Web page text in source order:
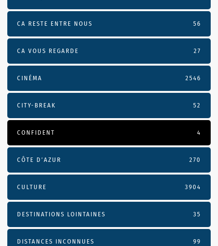
CA RESTE ENTRE NOUS 56
CA VOUS REGARDE 27
CINÉMA 2546
CITY-BREAK 52
CONFIDENT 4
CÔTE D’AZUR 270
CULTURE 3904
DESTINATIONS LOINTAINES 35
DISTANCES INCONNUES 99